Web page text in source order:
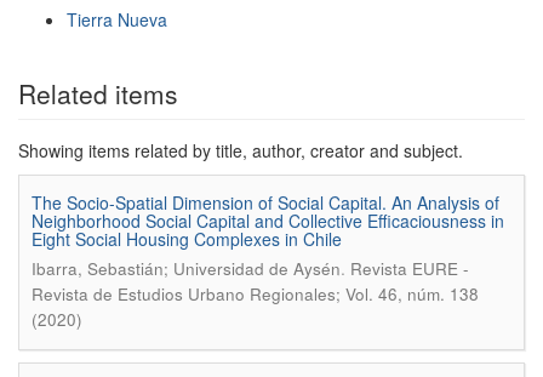
Tierra Nueva
Related items
Showing items related by title, author, creator and subject.
The Socio-Spatial Dimension of Social Capital. An Analysis of
Neighborhood Social Capital and Collective Efficaciousness in
Eight Social Housing Complexes in Chile
Ibarra, Sebastián; Universidad de Aysén. Revista EURE -
Revista de Estudios Urbano Regionales; Vol. 46, núm. 138
(2020)